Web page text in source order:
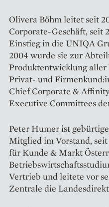
Olivera Böhm leitet seit
Corporate-­Geschäft, seit
Einstieg in die UNIQA
2004 wurde sie zur
Produkt­entwicklung aller
Privat- und
Chief Corporate &
Executive Committees
Peter Humer ist
Mitglied im Vor­stand,
für ­Kunde & Markt
Vertrieb und leitete vor
Zentrale die